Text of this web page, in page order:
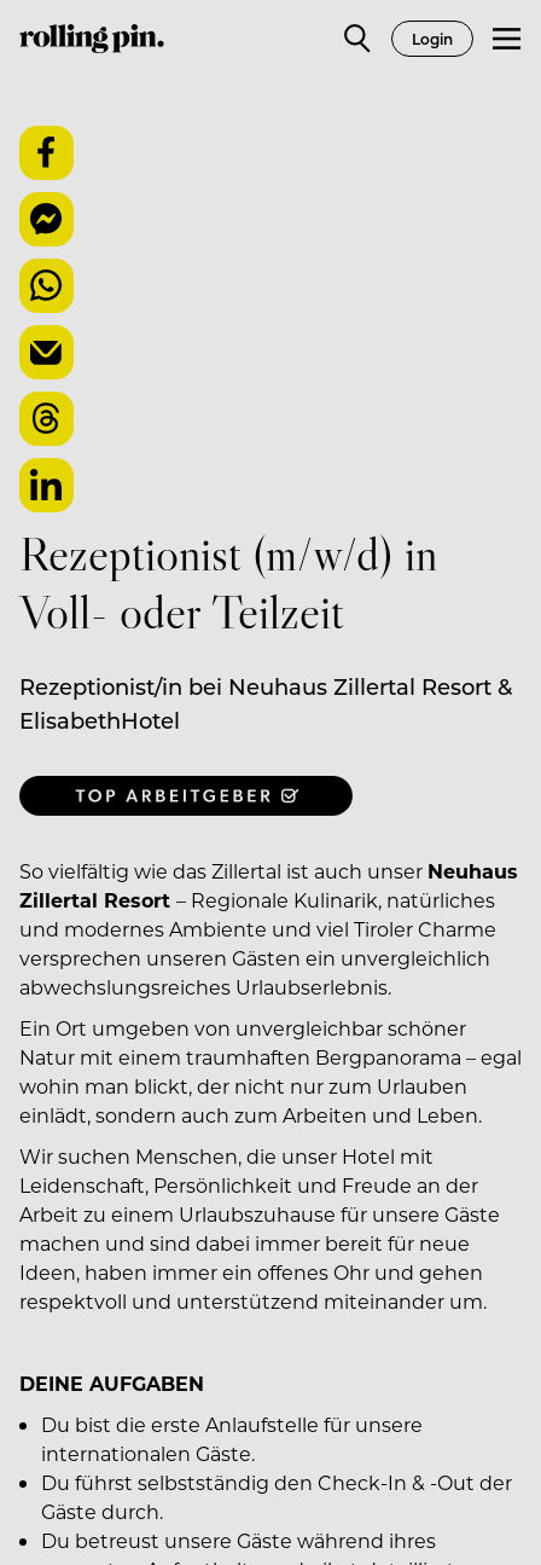
Login
Rezeptionist (m/w/d) in
Voll- oder Teilzeit
Rezeptionist/in bei Neuhaus Zillertal Resort &
ElisabethHotel
So vielfältig wie das Zillertal ist auch unser Neuhaus
Zillertal Resort – Regionale Kulinarik, natürliches
und modernes Ambiente und viel Tiroler Charme
versprechen unseren Gästen ein unvergleichlich
abwechslungsreiches Urlaubserlebnis.
Ein Ort umgeben von unvergleichbar schöner
Natur mit einem traumhaften Bergpanorama – egal
wohin man blickt, der nicht nur zum Urlauben
einlädt, sondern auch zum Arbeiten und Leben.
Wir suchen Menschen, die unser Hotel mit
Leidenschaft, Persönlichkeit und Freude an der
Arbeit zu einem Urlaubszuhause für unsere Gäste
machen und sind dabei immer bereit für neue
Ideen, haben immer ein offenes Ohr und gehen
respektvoll und unterstützend miteinander um.
DEINE AUFGABEN
Du bist die erste Anlaufstelle für unsere
internationalen Gäste.
Du führst selbstständig den Check-In & -Out der
Gäste durch.
Du betreust unsere Gäste während ihres